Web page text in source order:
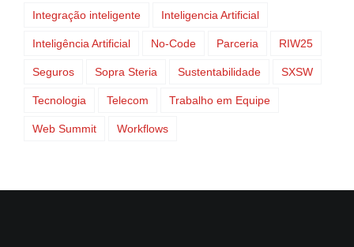
Integração inteligente Inteligencia Artificial
Inteligência Artificial No-Code Parceria RIW25
Seguros Sopra Steria Sustentabilidade SXSW
Tecnologia Telecom Trabalho em Equipe
Web Summit Workflows